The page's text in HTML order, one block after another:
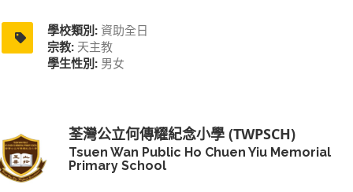
學校類別: 資助全日
宗教: 天主教
學生性別: 男女
荃灣公立何傳耀紀念小學 (TWPSCH)
Tsuen Wan Public Ho Chuen Yiu Memorial
Primary School